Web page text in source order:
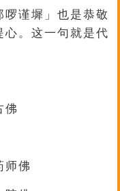
啰谨墀」也是恭敬
心。这一句就是代
佛
师佛